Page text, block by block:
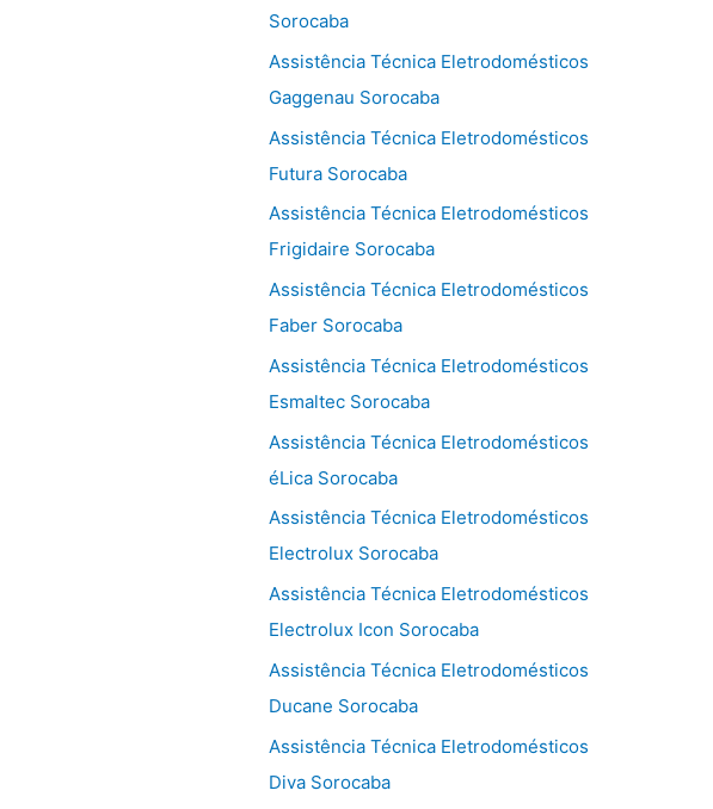
Sorocaba
Assistência Técnica Eletrodomésticos
Gaggenau Sorocaba
Assistência Técnica Eletrodomésticos
Futura Sorocaba
Assistência Técnica Eletrodomésticos
Frigidaire Sorocaba
Assistência Técnica Eletrodomésticos
Faber Sorocaba
Assistência Técnica Eletrodomésticos
Esmaltec Sorocaba
Assistência Técnica Eletrodomésticos
éLica Sorocaba
Assistência Técnica Eletrodomésticos
Electrolux Sorocaba
Assistência Técnica Eletrodomésticos
Electrolux Icon Sorocaba
Assistência Técnica Eletrodomésticos
Ducane Sorocaba
Assistência Técnica Eletrodomésticos
Diva Sorocaba